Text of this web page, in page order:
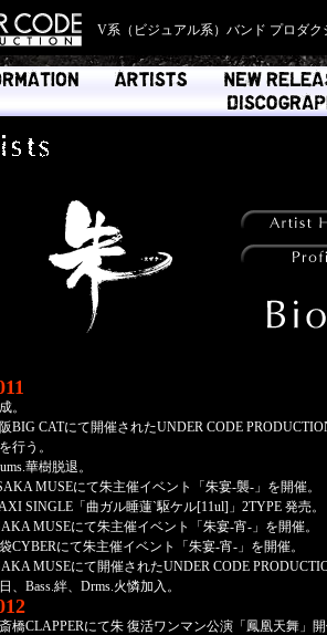
V系（ビジュアル系）バンド プロダク
。
BIG CATにて開催されたUNDER CODE
行う。
華樹脱退。
MUSEにて朱主催イベント「朱宴-襲-」を開催。
SINGLE「曲ガル睡蓮`駆ケル[11ul]」2TYPE 発売。
MUSEにて朱主催イベント「朱宴-宵-」を開催。
CYBERにて朱主催イベント「朱宴-宵-」を開催。
MUSEにて開催されたUNDER CODE
、Bass.絆、Drms.火憐加入。
橋CLAPPERにて朱 復活ワンマン公演「鳳凰天舞」